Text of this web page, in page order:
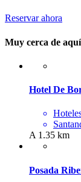
Reservar ahora
Muy cerca de aquí
Hotel De
A 1.35 km
Posada